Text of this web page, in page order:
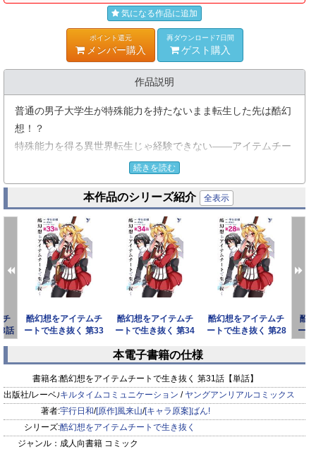
気になる作品に追加
ポイント還元
メンバー購入
再ダウンロード7日間
ゲスト購入
作品説明
普通の男子大学生が特殊能力を持たないまま転生した先は酷幻
想！？
特殊能力を得る異世界転生じゃ経験できない――アイテムチー
ここに開幕！
帝国との戦争前夜、わずかな勝機を求めて
トラウマを抱えたままウィーバーの元を訪れたタケルは――。
「小説家になろう」でも人気を博し、GCノベルズ（マイクロ
マガジン刊）も大好評のコミカライズ版！
続きを読む
本作品のシリーズ紹介 全表示
チ
話
酷幻想をアイテムチ
ートで生き抜く 第33
酷幻想をアイテムチ
ートで生き抜く 第34
酷幻想をアイテムチ
ートで生き抜く 第28
酷
ー
prev next
本電子書籍の仕様
書籍名:酷幻想をアイテムチートで生き抜く 第31話【単話】
出版社/レーベル:キルタイムコミュニケーション / ヤングアンリアルコミックス
著者:宇行日和/[原作]風来山/[キャラ原案]ばん!
シリーズ:酷幻想をアイテムチートで生き抜く
ジャンル： 成人向書籍 コミック